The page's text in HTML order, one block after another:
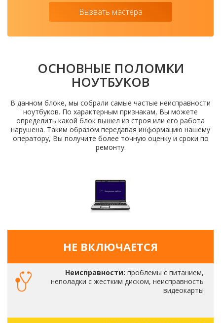
Вызвать мастера
ОСНОВНЫЕ ПОЛОМКИ
НОУТБУКОВ
В данном блоке, мы собрали самые частые неисправности
ноутбуков. По характерным признакам, Вы можете
определить какой блок вышел из строя или его работа
нарушена. Таким образом передавая информацию нашему
оператору, Вы получите более точную оценку и сроки по
ремонту.
НЕ ВКЛЮЧАЕТСЯ
Неисправности: проблемы с питанием,
неполадки с жестким диском, неисправность
видеокарты